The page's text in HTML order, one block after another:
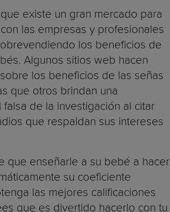
existe un gran mercado para
las empresas y profesionales
los beneficios de
Algunos sitios web hacen
los beneficios de las señas
que otros brindan una
de la investigación al citar
que respaldan sus intereses
que enseñarle a su bebé a hacer
su coeficiente
las mejores calificaciones
que es divertido hacerlo con tu